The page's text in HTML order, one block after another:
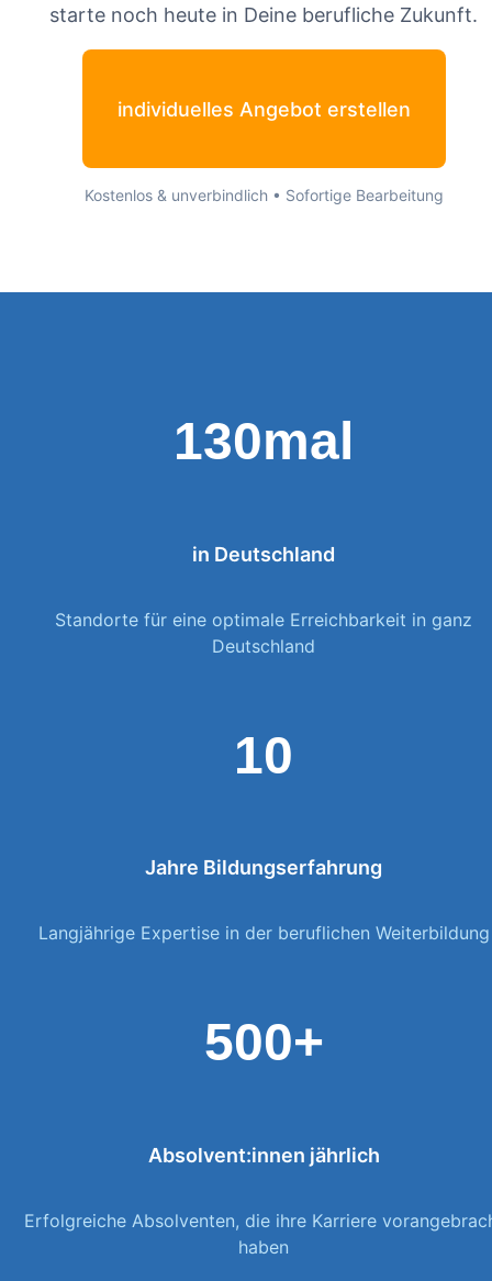
starte noch heute in Deine berufliche Zukunft.
individuelles Angebot erstellen
Kostenlos & unverbindlich • Sofortige Bearbeitung
130mal
in Deutschland
Standorte für eine optimale Erreichbarkeit in ganz
Deutschland
10
Jahre Bildungserfahrung
Langjährige Expertise in der beruflichen Weiterbildung
500+
Absolvent:innen jährlich
Erfolgreiche Absolventen, die ihre Karriere
haben